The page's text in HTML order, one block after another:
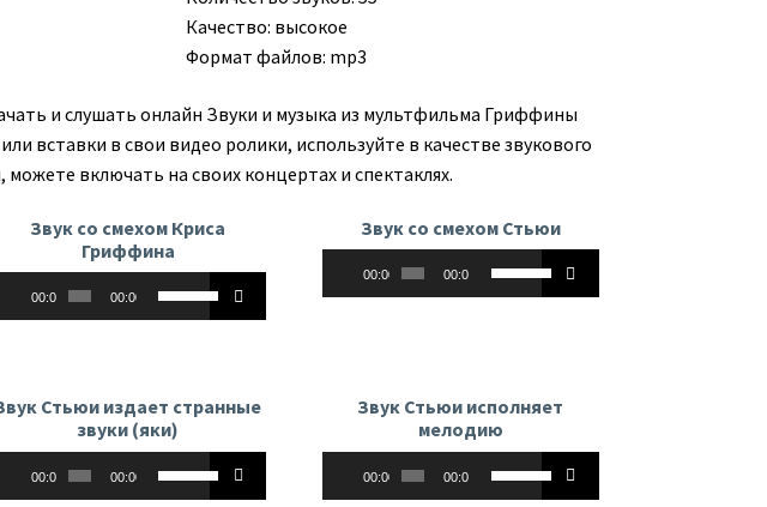
Качество: высокое
Формат файлов: mp3
и слушать онлайн Звуки и музыка из мультфильма Гриффины
вставки в свои видео ролики, используйте в качестве звукового
включать на своих концертах и спектаклях.
Звук со смехом Криса
Гриффина
00:00 00:00
увеличить
или
уменьшить
громкость.
Звук со смехом Стьюи
00:00 00:00
или
громкость.
Стьюи издает странные
звуки (яки)
00:00 00:00
Звук Стьюи исполняет
мелодию
00:00 00:00